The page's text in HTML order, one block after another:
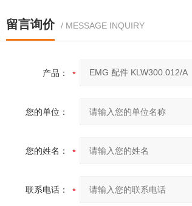
留言询价 / MESSAGE INQUIRY
产品：
您的单位：
您的姓名：
联系电话：